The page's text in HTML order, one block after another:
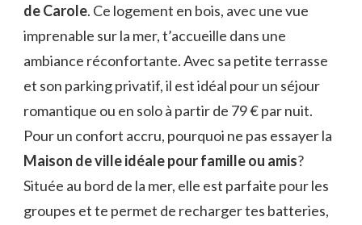
de Carole. Ce logement en bois, avec une vue
imprenable sur la mer, t’accueille dans une
ambiance réconfortante. Avec sa petite terrasse
et son parking privatif, il est idéal pour un séjour
romantique ou en solo à partir de 79 € par nuit.
Pour un confort accru, pourquoi ne pas essayer la
Maison de ville idéale pour famille ou amis?
Située au bord de la mer, elle est parfaite pour les
groupes et te permet de recharger tes batteries,